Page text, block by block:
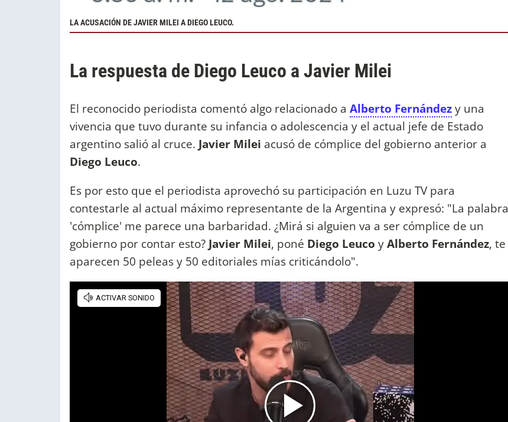
LA ACUSACIÓN DE JAVIER MILEI A DIEGO LEUCO.
La respuesta de Diego Leuco a Javier Milei
El reconocido periodista comentó algo relacionado a Alberto Fernándezy una
vivencia que tuvo durante su infancia o adolescencia y el actual jefe de Estado
argentino salió al cruce. Javier Milei acusó de cómplice del gobierno anterior a
Diego Leuco.
Es por esto que el periodista aprovechó su participación en Luzu TV para
contestarle al actual máximo representante de la Argentina y expresó: "La palabra
'cómplice' me parece una barbaridad. ¿Mirá si alguien va a ser cómplice de un
gobierno por contar esto? Javier Milei, poné Diego Leuco yAlberto Fernández, te
aparecen 50 peleas y 50 editoriales mías criticándolo".